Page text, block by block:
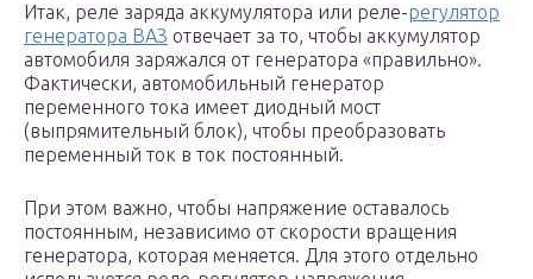
Итак, реле заряда аккумулятора или реле-регулятор
генератора ВАЗ отвечает за то, чтобы аккумулятор
автомобиля заряжался от генератора «правильно».
Фактически, автомобильный генератор
переменного тока имеет диодный мост
(выпрямительный блок), чтобы преобразовать
переменный ток в ток постоянный.
При этом важно, чтобы напряжение оставалось
постоянным, независимо от скорости вращения
генератора, которая меняется. Для этого отдельно